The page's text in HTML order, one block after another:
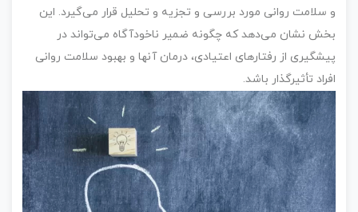
و سلامت روانی مورد بررسی و تجزیه و تحلیل قرار می‌گیرد. این
بخش نشان می‌دهد که چگونه ضمیر ناخودآگاه می‌تواند در
پیشگیری از رفتارهای اعتیادی، درمان آنها و بهبود سلامت روانی
افراد تأثیرگذار باشد.